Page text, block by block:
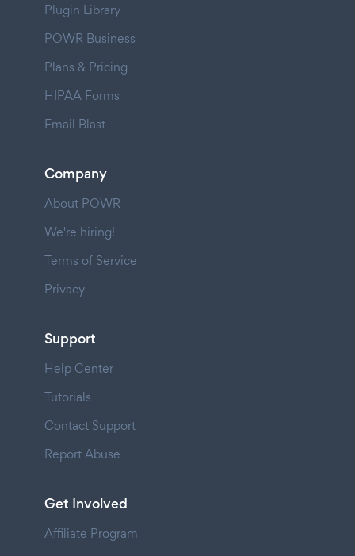
Plugin Library
POWR Business
Plans & Pricing
HIPAA Forms
Email Blast
Company
About POWR
We're hiring!
Terms of Service
Privacy
Support
Help Center
Tutorials
Contact Support
Report Abuse
Get Involved
Affiliate Program